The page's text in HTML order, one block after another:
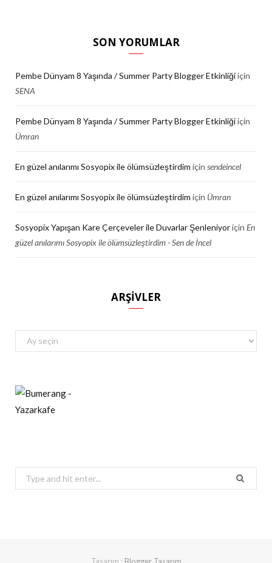
SON YORUMLAR
Pembe Dünyam 8 Yaşında / Summer Party Blogger Etkinliğiiçin
SENA
Pembe Dünyam 8 Yaşında / Summer Party Blogger Etkinliğiiçin
Ümran
En güzel anılarımı Sosyopix ile ölümsüzleştirdim için sendeincel
En güzel anılarımı Sosyopix ile ölümsüzleştirdim için Ümran
Sosyopix Yapışan Kare Çerçeveler ile Duvarlar Şenleniyoriçin En
güzel anılarımı Sosyopix ile ölümsüzleştirdim - Sen de İncel
ARŞIVLER
Arşivler
Search
for:
Tasarım : Blogger Tasarım